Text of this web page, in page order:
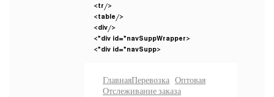
</tr>
</table>
</div>
<div id=”navSuppWrapper”>
<div id=”navSupp”>
ГлавнаяПеревозка Оптовая
Отслеживание заказа